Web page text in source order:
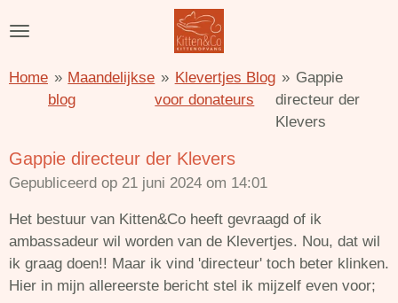
direct
de
hoofdinhoud
Home » Maandelijkse
blog
» Klevertjes Blog
voor donateurs
» Gappie
directeur der
Klevers
Gappie directeur der Klevers
Gepubliceerd op 21 juni 2024 om 14:01
Het bestuur van Kitten&Co heeft gevraagd of ik
ambassadeur wil worden van de Klevertjes. Nou, dat wil
ik graag doen!! Maar ik vind 'directeur' toch beter klinken.
Hier in mijn allereerste bericht stel ik mijzelf even voor;